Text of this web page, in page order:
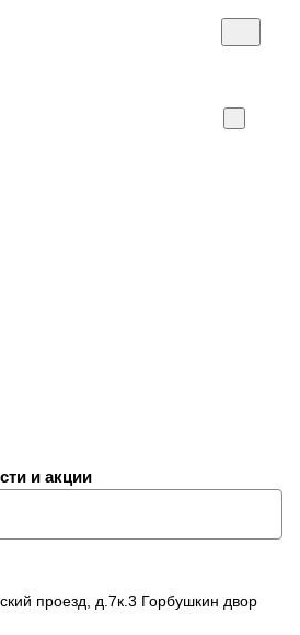
и акции
проезд, д.7к.3 Горбушкин двор